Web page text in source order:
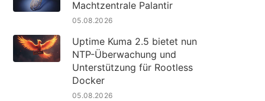
Machtzentrale Palantir
05.08.2026
Uptime Kuma 2.5 bietet nun
NTP-Überwachung und
Unterstützung für Rootless
Docker
05.08.2026